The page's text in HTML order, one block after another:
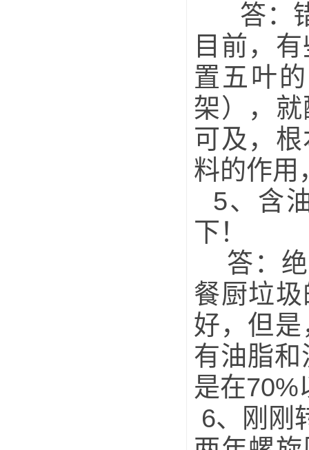
答：
目前，
置五叶
架），
可及，
料的作用
5、含
下！
答：绝
餐厨垃
好，但
有油脂
是在70%
6、刚刚